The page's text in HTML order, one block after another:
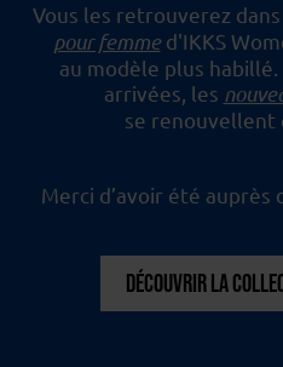
Vous les retrouverez
pour femmed'IKKS
au modèle plus habillé.
arrivées, les
se renouvellent
Merci d’avoir été auprès
DÉCOUVRIR LA